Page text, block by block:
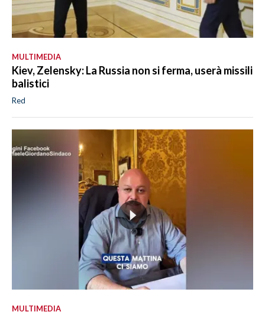
MULTIMEDIA
Kiev, Zelensky: La Russia non si ferma, userà missili
balistici
Red
MULTIMEDIA